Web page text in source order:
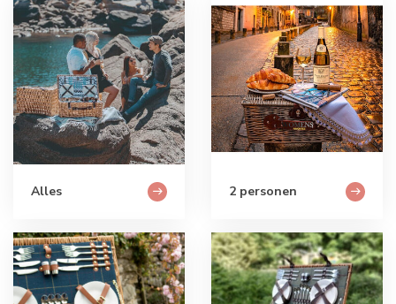
Alles 2 personen